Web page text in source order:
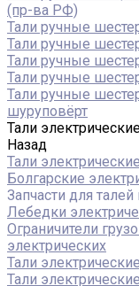
(пр-ва РФ)
Тали ручные
Тали ручные
Тали ручные
Тали ручные
Тали ручные
шуруповёрт
Тали
Назад
Тали
Болгарские
Запчасти для
Лебедки
Ограничители
электрических
Тали
Тали